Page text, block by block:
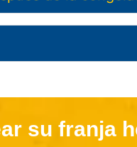
su franja